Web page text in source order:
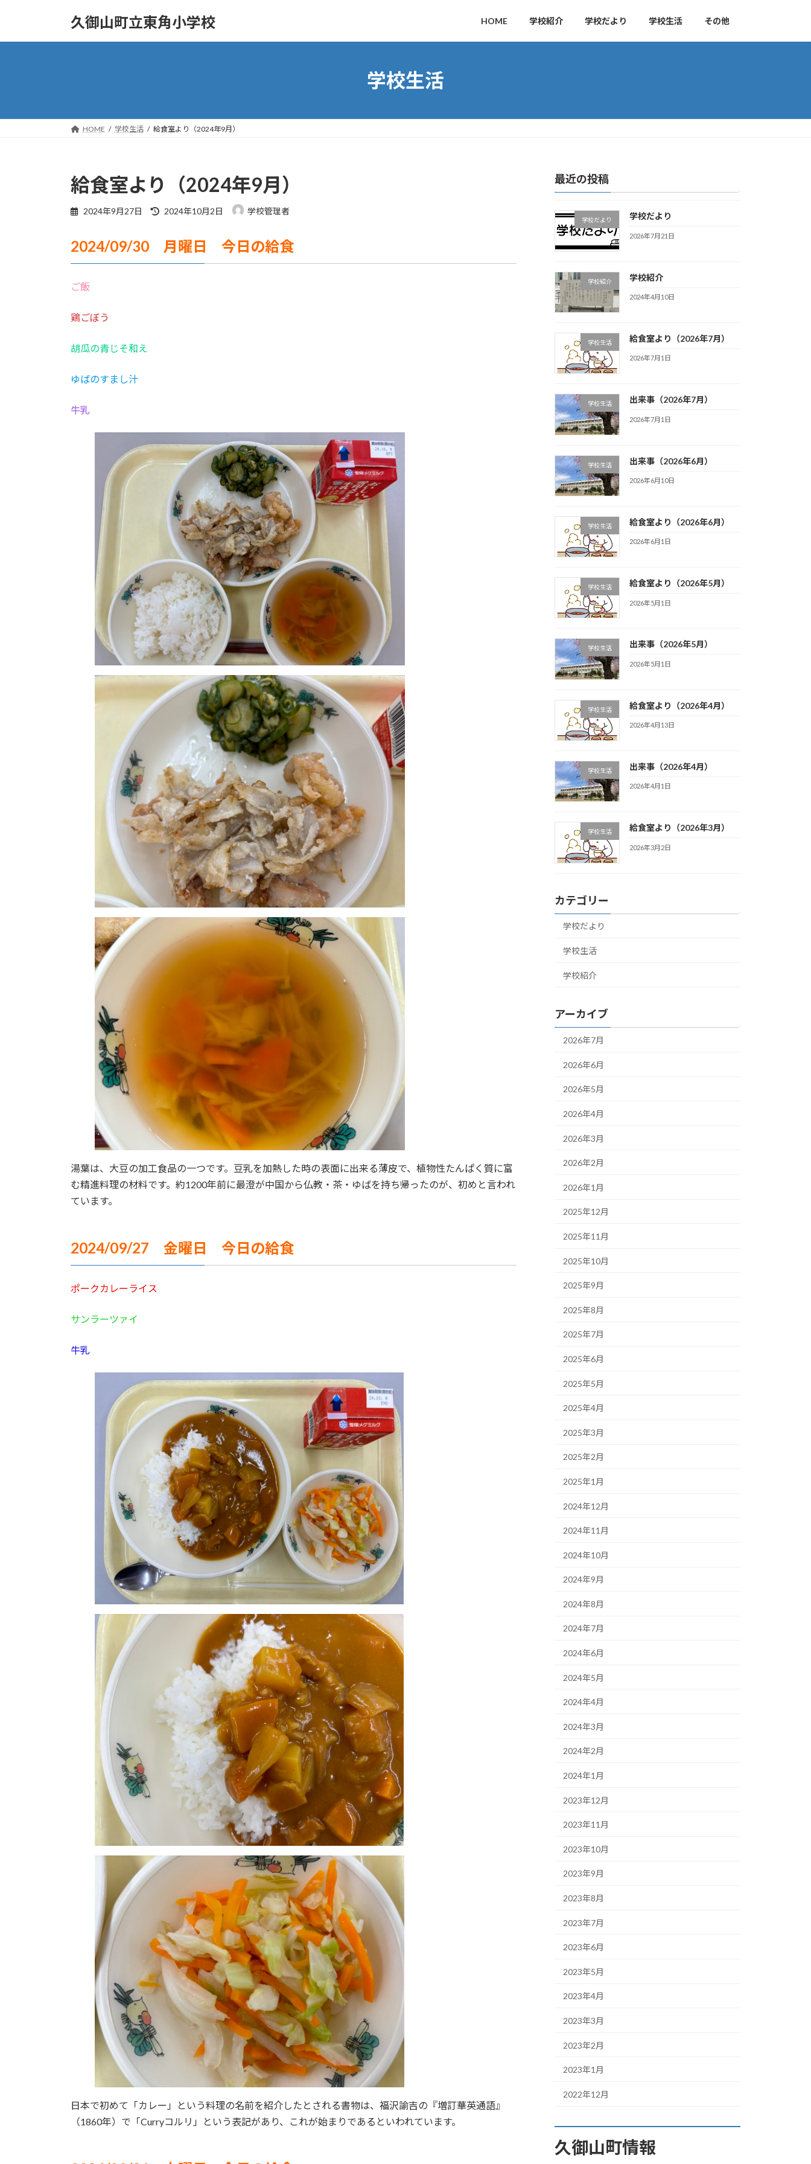
ッ
移
久御山町立東角小学校 HOME 学校紹介 学校だより 学校生活 その他
学校生活
HOME 学校生活 給食室より（2024年9月）
給食室より（2024年9月）
2024年9月27日
最
新
2024年10月2日 学校管理者
2024/09/30 月曜日 今日の給食
ご飯
鶏ごぼう
胡瓜の青じそ和え
ゆばのすまし汁
牛乳
湯葉は、大豆の加工食品の一つです。豆乳を加熱した時の表面に出来る薄皮で、植物性たんぱく質に富
む精進料理の材料です。約1200年前に最澄が中国から仏教・茶・ゆばを持ち帰ったのが、初めと言われ
ています。
2024/09/27 金曜日 今日の給食
ポークカレーライス
サンラーツァイ
牛乳
日本で初めて「カレー」という料理の名前を紹介したとされる書物は、福沢諭吉の『増訂華英通語』
（1860年）で「Curryコルリ」という表記があり、これが始まりであるといわれています。
最近の投稿
学校だより 学校だより
2026年7月21日
学校紹介 学校紹介
2024年4月10日
学校生活 給食室より（2026年7月）
2026年7月1日
学校生活 出来事（2026年7月）
2026年7月1日
学校生活 出来事（2026年6月）
2026年6月10日
学校生活 給食室より（2026年6月）
2026年6月1日
学校生活 給食室より（2026年5月）
2026年5月1日
学校生活 出来事（2026年5月）
2026年5月1日
学校生活 給食室より（2026年4月）
2026年4月13日
学校生活 出来事（2026年4月）
2026年4月1日
学校生活 給食室より（2026年3月）
2026年3月2日
カテゴリー
学校だより
学校生活
学校紹介
アーカイブ
2026年7月
2026年6月
2026年5月
2026年4月
2026年3月
2026年2月
2026年1月
2025年12月
2025年11月
2025年10月
2025年9月
2025年8月
2025年7月
2025年6月
2025年5月
2025年4月
2025年3月
2025年2月
2025年1月
2024年12月
2024年11月
2024年10月
2024年9月
2024年8月
2024年7月
2024年6月
2024年5月
2024年4月
2024年3月
2024年2月
2024年1月
2023年12月
2023年11月
2023年10月
2023年9月
2023年8月
2023年7月
2023年6月
2023年5月
2023年4月
2023年3月
2023年2月
2023年1月
2022年12月
久御山町情報